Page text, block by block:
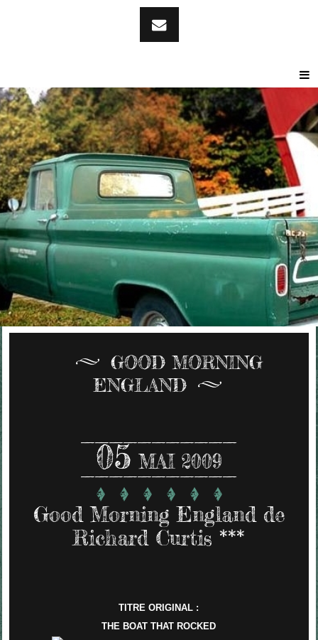
GOOD MORNING
ENGLAND
05 MAI 2009
Good Morning England de
Richard Curtis ***
TITRE ORIGINAL :
THE BOAT THAT ROCKED